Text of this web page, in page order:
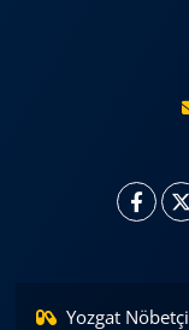
Yozgat Nöbetçi